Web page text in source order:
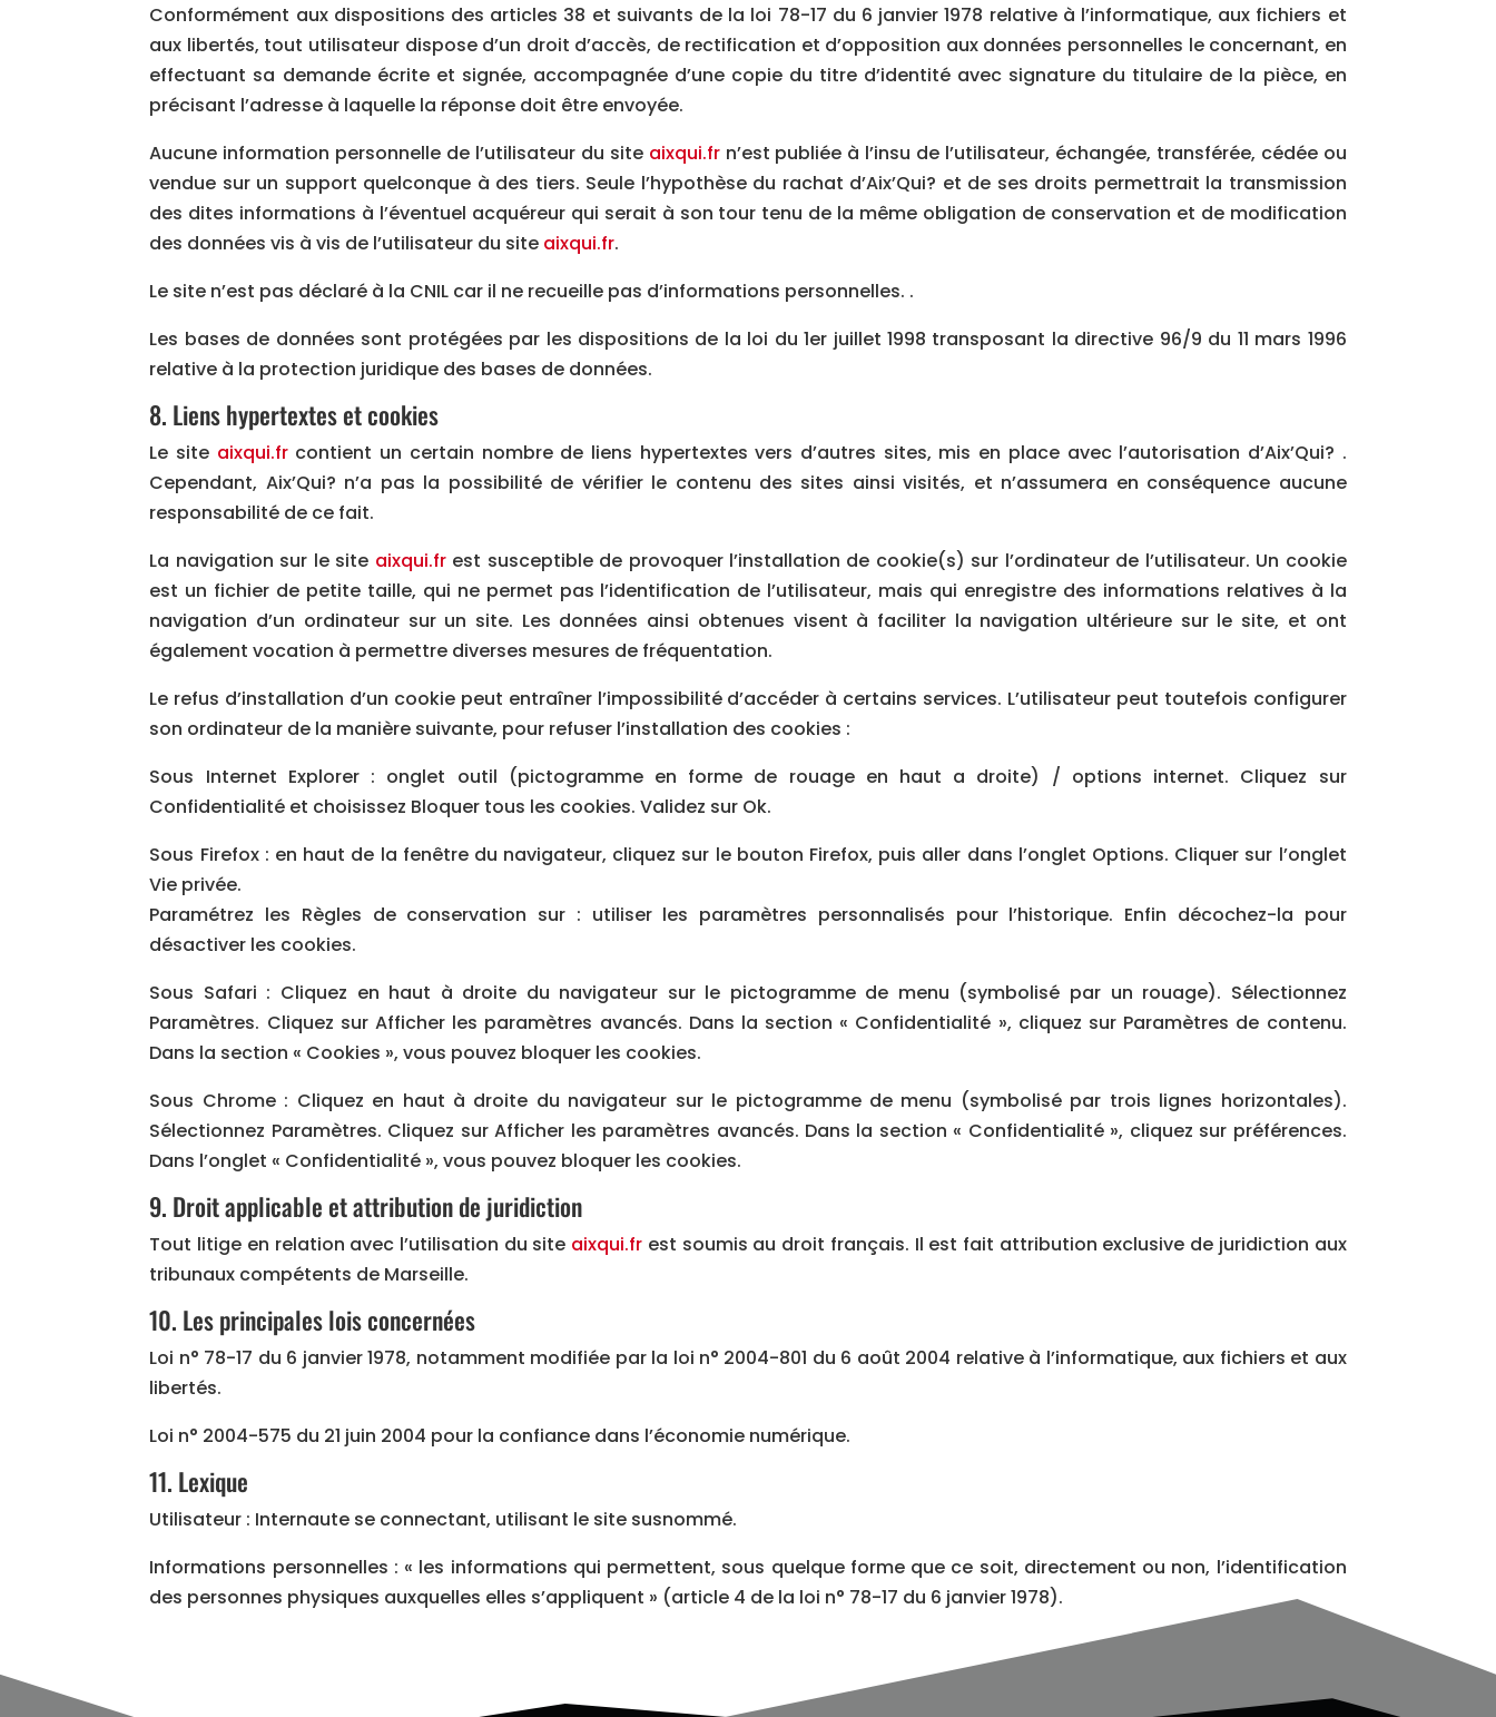
Conformément aux dispositions des articles 38 et suivants de la loi 78-17 du 6 janvier 1978 relative à l’informatique, aux fichiers et
aux libertés, tout utilisateur dispose d’un droit d’accès, de rectification et d’opposition aux données personnelles le concernant, en
effectuant sa demande écrite et signée, accompagnée d’une copie du titre d’identité avec signature du titulaire de la pièce, en
précisant l’adresse à laquelle la réponse doit être envoyée.
Aucune information personnelle de l’utilisateur du site aixqui.frn’est publiée à l’insu de l’utilisateur, échangée, transférée, cédée ou
vendue sur un support quelconque à des tiers. Seule l’hypothèse du rachat d’Aix’Qui? et de ses droits permettrait la transmission
des dites informations à l’éventuel acquéreur qui serait à son tour tenu de la même obligation de conservation et de modification
des données vis à vis de l’utilisateur du site aixqui.fr.
Le site n’est pas déclaré à la CNIL car il ne recueille pas d’informations personnelles. .
Les bases de données sont protégées par les dispositions de la loi du 1er juillet 1998 transposant la directive 96/9 du 11 mars 1996
relative à la protection juridique des bases de données.
8. Liens hypertextes et cookies
Le site aixqui.frcontient un certain nombre de liens hypertextes vers d’autres sites, mis en place avec l’autorisation d’Aix’Qui? .
Cependant, Aix’Qui? n’a pas la possibilité de vérifier le contenu des sites ainsi visités, et n’assumera en conséquence aucune
responsabilité de ce fait.
La navigation sur le site aixqui.frest susceptible de provoquer l’installation de cookie(s) sur l’ordinateur de l’utilisateur. Un cookie
est un fichier de petite taille, qui ne permet pas l’identification de l’utilisateur, mais qui enregistre des informations relatives à la
navigation d’un ordinateur sur un site. Les données ainsi obtenues visent à faciliter la navigation ultérieure sur le site, et ont
également vocation à permettre diverses mesures de fréquentation.
Le refus d’installation d’un cookie peut entraîner l’impossibilité d’accéder à certains services. L’utilisateur peut toutefois configurer
son ordinateur de la manière suivante, pour refuser l’installation des cookies :
Sous Internet Explorer : onglet outil (pictogramme en forme de rouage en haut a droite) / options internet. Cliquez sur
Confidentialité et choisissez Bloquer tous les cookies. Validez sur Ok.
Sous Firefox : en haut de la fenêtre du navigateur, cliquez sur le bouton Firefox, puis aller dans l’onglet Options. Cliquer sur l’onglet
Vie privée.
Paramétrez les Règles de conservation sur : utiliser les paramètres personnalisés pour l’historique. Enfin décochez-la pour
désactiver les cookies.
Sous Safari : Cliquez en haut à droite du navigateur sur le pictogramme de menu (symbolisé par un rouage). Sélectionnez
Paramètres. Cliquez sur Afficher les paramètres avancés. Dans la section « Confidentialité », cliquez sur Paramètres de contenu.
Dans la section « Cookies », vous pouvez bloquer les cookies.
Sous Chrome : Cliquez en haut à droite du navigateur sur le pictogramme de menu (symbolisé par trois lignes horizontales).
Sélectionnez Paramètres. Cliquez sur Afficher les paramètres avancés. Dans la section « Confidentialité », cliquez sur préférences.
Dans l’onglet « Confidentialité », vous pouvez bloquer les cookies.
9. Droit applicable et attribution de juridiction
Tout litige en relation avec l’utilisation du site aixqui.fr est soumis au droit français. Il est fait attribution exclusive de juridiction aux
tribunaux compétents de Marseille.
10. Les principales lois concernées
Loi n° 78-17 du 6 janvier 1978, notamment modifiée par la loi n° 2004-801 du 6 août 2004 relative à l’informatique, aux fichiers et aux
libertés.
Loi n° 2004-575 du 21 juin 2004 pour la confiance dans l’économie numérique.
11. Lexique
Utilisateur : Internaute se connectant, utilisant le site susnommé.
Informations personnelles : « les informations qui permettent, sous quelque forme que ce soit, directement ou non, l’identification
des personnes physiques auxquelles elles s’appliquent » (article 4 de la loi n° 78-17 du 6 janvier 1978).